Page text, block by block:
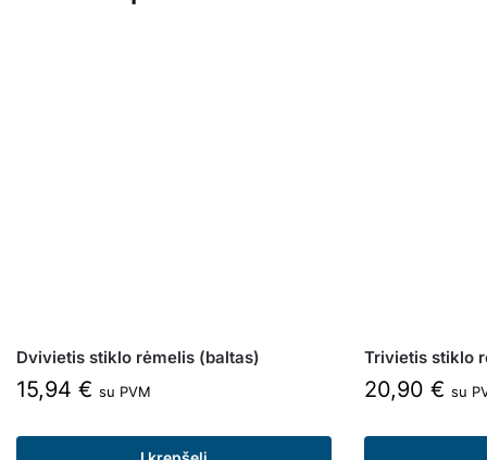
Dvivietis stiklo rėmelis (baltas)
15,94 € su PVM
Trivietis stiklo
20,90 € su